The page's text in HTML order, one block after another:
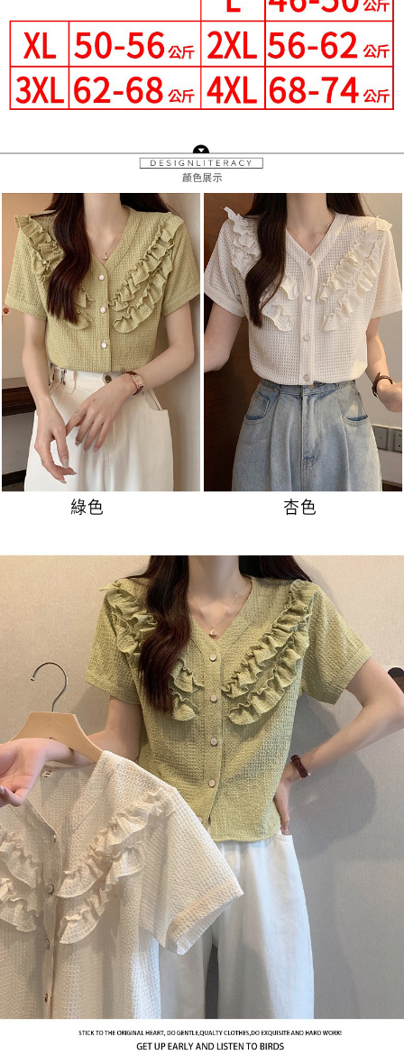
【注意事項】
1.本服務係由「台灣大哥大股份有限公司」（以下簡稱本公司）所提供，讓
用戶於交易時，得透過本服務購買商品或服務，並由商店將買賣／分期付款
買賣價金債權讓與本公司後，依約使用本公司帳單繳交帳款。
2.基於同意付款使用「大哥付你分期」之契約關係目的，商店將以您的個人
資料（包含姓名、電話或地址）提供予台灣大哥大進項蒐集、處理及利用，
3.完整用戶服務條款，請詳閱以下連結：
２．訂單成立數日內，您將收到繳費通知簡訊。
３．收到繳費通知簡訊後14天內，點擊此簡訊中的連結，可透過四大超商／
ATM／網路銀行／等多元方式進行付款，方視為交易完成。
※ 請注意：結帳手續完成當下不需立刻繳費，但若您需要取消訂單，請聯絡
後付繳納相關費用。
※ 交易是否成功請以「AFTEE先享後付 」之結帳頁面顯示為準，若有關於
１．透過由恩沛科技股份有限公司提供之「AFTEE先享後付」服務完成之交
易，需依本服務之必要範圍內提供個人資料，並將交易相關給付款項請求債
權轉讓予恩沛科技股份有限公司。
２．關於個人資料處理事宜，請瀏覽以下網址：
https://aftee.tw/terms/#terms3
３．未成年的使用者請事先徵得法定代理人或監護人之同意方可使用
「AFTEE先享後付」，若未經同意申辦者引起之損失，本公司不負相關責
任。
４．使用「AFTEE先享後付」時，將依據個別帳號之用戶狀況，依本公司即
時審查核予不同之上限額度；若仍有額度不足之情形，本公司將視審查結果
請求用戶進行身份認證。
５．嚴禁一人註冊多個帳號或使用他人資訊註冊。若發現惡意使用之情形，
恩沛科技股份有限公司將有權停止該用戶之使用額度並採取法律行動。
每筆NT$80，滿NT$699(含以上)免運費
付款後全家取貨
每筆NT$80，滿NT$699(含以上)免運費
萊爾富取貨付款
每筆NT$80，滿NT$699(含以上)免運費
7-11付款取貨
每筆NT$80，滿NT$699(含以上)免運費
付款後7-11取貨
每筆NT$80，滿NT$699(含以上)免運費
宅配
每筆NT$70，滿NT$699(含以上)免運費
離島-郵局寄送
每筆NT$90，滿NT$699(含以上)免運費
國家/地區配送 查看運費